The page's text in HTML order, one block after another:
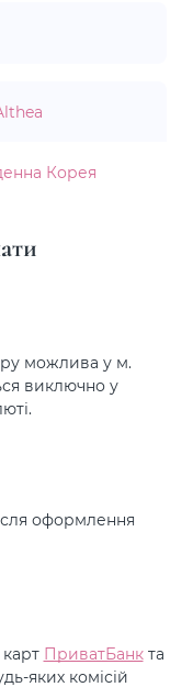
Корея
можлива у м.
виключно у
оформлення
ПриватБанкта
яких комісій